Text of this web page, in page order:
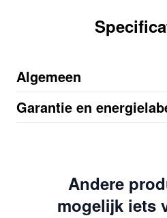
Algemeen
Garantie en
Andere
mogelijk iets